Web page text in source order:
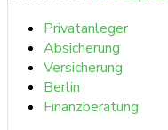
Privatanleger
Absicherung
Versicherung
Berlin
Finanzberatung